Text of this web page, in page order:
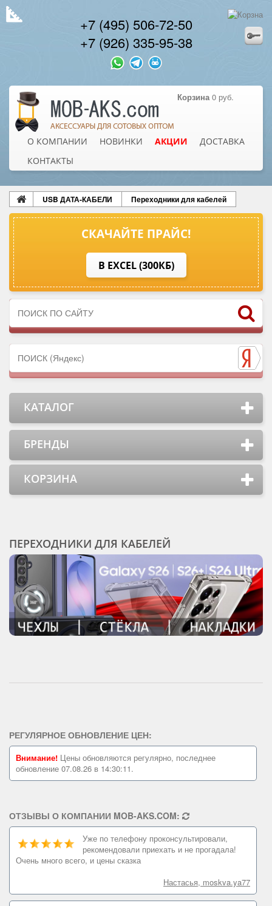
+7 (495) 506-72-50
+7 (926) 335-95-38
Корзина 0 руб.
О КОМПАНИИ НОВИНКИ АКЦИИ
ДОСТАВКА
КОНТАКТЫ
USB ДАТА-КАБЕЛИ Переходники для кабелей
СКАЧАЙТЕ ПРАЙС!
В EXCEL (300КБ)
КАТАЛОГ
БРЕНДЫ
КОРЗИНА
ПЕРЕХОДНИКИ ДЛЯ КАБЕЛЕЙ
РЕГУЛЯРНОЕ ОБНОВЛЕНИЕ ЦЕН:
Внимание! Цены обновляются регулярно, последнее
обновление 07.08.26 в 14:30:11.
ОТЗЫВЫ О КОМПАНИИ MOB-AKS.COM:
Уже по телефону проконсультировали,
рекомендовали приехать и не прогадала!
Очень много всего, и цены сказка
Настасья, moskva.ya77